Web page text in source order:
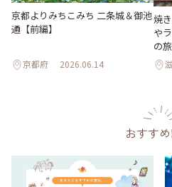
京都よりみちこみち 二条城＆御池
通【前編】
京都府 2026.06.14
焼
や
の
おすす